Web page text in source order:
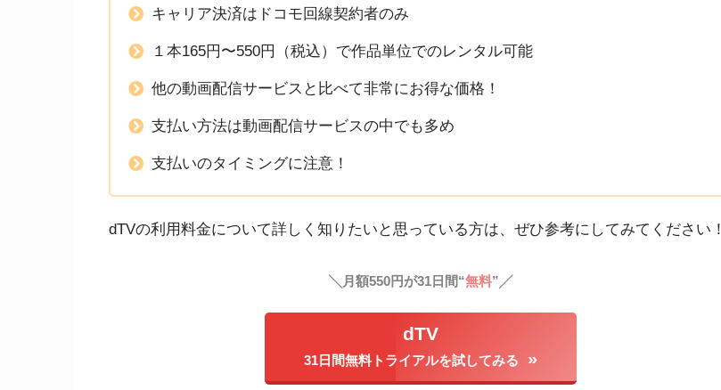
キャリア決済はドコモ回線契約者のみ
１本165円〜550円（税込）で作品単位でのレンタル可能
他の動画配信サービスと比べて非常にお得な価格！
支払い方法は動画配信サービスの中でも多め
支払いのタイミングに注意！
dTVの利用料金について詳しく知りたいと思っている方は、ぜひ参考にしてみてください！
╲月額550円が31日間“無料”╱
dTV
31日間無料トライアルを試してみる